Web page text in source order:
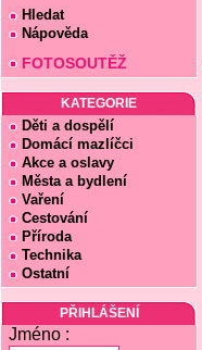
Hledat
Nápověda
FOTOSOUTĚŽ
KATEGORIE
Děti a dospělí
Domácí mazlíčci
Akce a oslavy
Města a bydlení
Vaření
Cestování
Příroda
Technika
Ostatní
PŘIHLÁŠENÍ
Jméno :